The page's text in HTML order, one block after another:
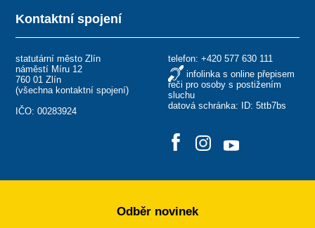
Kontaktní spojení
statutární město Zlín
náměstí Míru 12
760 01 Zlín
(všechna kontaktní spojení)
IČO: 00283924
telefon: +420 577 630 111
infolinka s online přepisem
řeči pro osoby s postižením
sluchu
datová schránka: ID: 5ttb7bs
Odběr novinek